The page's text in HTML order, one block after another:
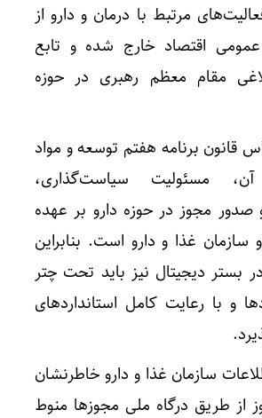
مرتبط با درمان و دارو از
اقتصاد خارج شده و تابع
مقام معظم رهبری در حوزه
قانون برنامه هفتم توسعه و مواد
تا ۷۱ آن، مسئولیت سیاست‌گذاری،
صدور مجوز در حوزه دارو بر عهده
غذا و دارو است. بنابراین
بستر دیجیتال نیز باید تحت چتر
و با رعایت کامل استانداردهای
سازمان غذا و دارو خاطرنشان
از طریق درگاه ملی مجوزها منوط